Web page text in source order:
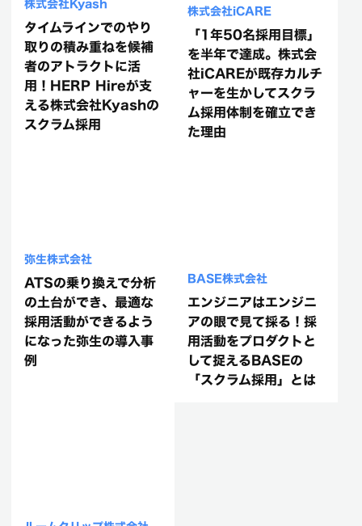
株式会社Kyash
タイムラインでのやり
取りの積み重ねを候補
者のアトラクトに活
用！HERP Hireが支
える株式会社Kyashの
スクラム採用
株式会社iCARE
「1年50名採用目標」
を半年で達成。株式会
社iCAREが既存カルチ
ャーを生かしてスクラ
ム採用体制を確立でき
た理由
弥生株式会社
ATSの乗り換えで分析
の土台ができ、最適な
採用活動ができるよう
になった弥生の導入事
例
BASE株式会社
エンジニアはエンジニ
アの眼で見て採る！採
用活動をプロダクトと
して捉えるBASEの
「スクラム採用」とは